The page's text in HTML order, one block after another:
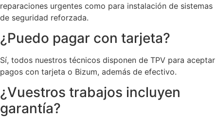
reparaciones urgentes como para instalación de sistemas
de seguridad reforzada.
¿Puedo pagar con tarjeta?
Sí, todos nuestros técnicos disponen de TPV para aceptar
pagos con tarjeta o Bizum, además de efectivo.
¿Vuestros trabajos incluyen
garantía?